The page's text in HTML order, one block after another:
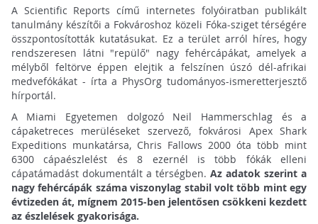
A Scientific Reports című internetes folyóiratban publikált
tanulmány készítői a Fokvároshoz közeli Fóka-sziget térségére
összpontosították kutatásukat. Ez a terület arról híres, hogy
rendszeresen látni "repülő" nagy fehércápákat, amelyek a
mélyből feltörve éppen elejtik a felszínen úszó dél-afrikai
medvefókákat - írta a PhysOrg tudományos-ismeretterjesztő
hírportál.
A Miami Egyetemen dolgozó Neil Hammerschlag és a
cápaketreces merüléseket szervező, fokvárosi Apex Shark
Expeditions munkatársa, Chris Fallows 2000 óta több mint
6300 cápaészlelést és 8 ezernél is több fókák elleni
cápatámadást dokumentált a térségben.Az adatok szerint a
nagy fehércápák száma viszonylag stabil volt több mint egy
évtizeden át, mígnem 2015-ben jelentősen csökkeni kezdett
az észlelések gyakorisága.